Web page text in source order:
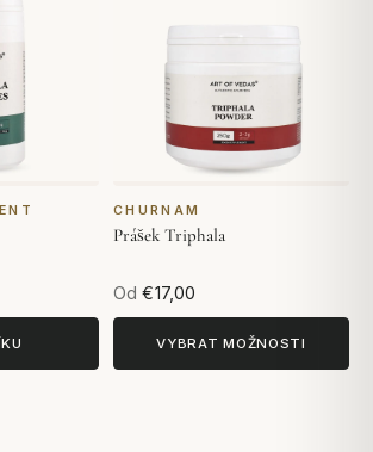
CHURNAM
Prášek Triphala
Od €17,00
VYBRAT MOŽNOSTI